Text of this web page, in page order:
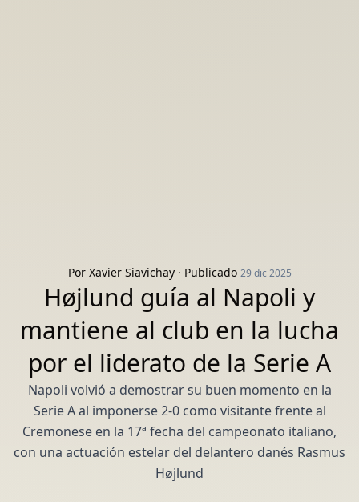
Por Xavier Siavichay· Publicado 29 dic 2025
Højlund guía al Napoli y
mantiene al club en la lucha
por el liderato de la Serie A
Napoli volvió a demostrar su buen momento en la
Serie A al imponerse 2-0 como visitante frente al
Cremonese en la 17ª fecha del campeonato italiano,
con una actuación estelar del delantero danés Rasmus
Højlund